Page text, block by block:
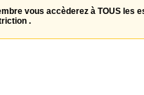
vous accèderez à TOUS les
.